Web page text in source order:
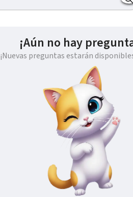
¡Aún no hay
¡Nuevas preguntas estarán